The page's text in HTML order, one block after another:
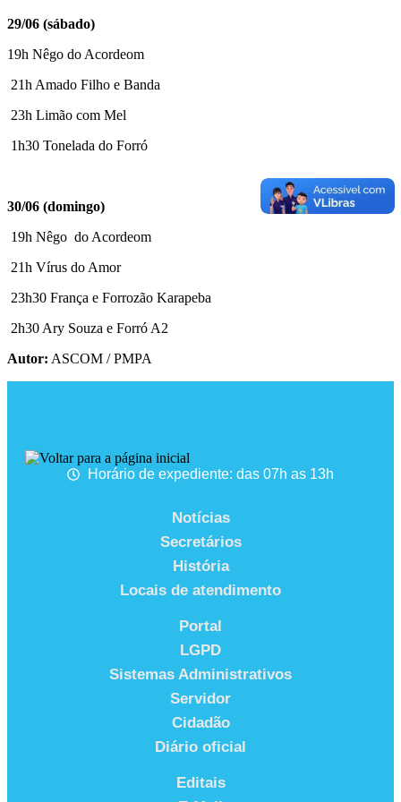
29/06 (sábado)
19h Nêgo do Acordeom
21h Amado Filho e Banda
23h Limão com Mel
1h30 Tonelada do Forró
30/06 (domingo)
19h Nêgo do Acordeom
21h Vírus do Amor
23h30 França e Forrozão Karapeba
2h30 Ary Souza e Forró A2
Autor: ASCOM / PMPA
Horário de expediente: das 07h as 13h
Notícias
Secretários
História
Locais de atendimento
Portal
LGPD
Sistemas Administrativos
Servidor
Cidadão
Diário oficial
Editais